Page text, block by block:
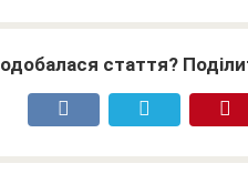
стаття?